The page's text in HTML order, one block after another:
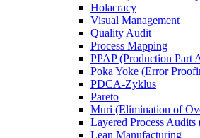
Holacracy
Visual Management
Quality Audit
Process Mapping
PPAP (Production Part
Poka Yoke (Error
PDCA-Zyklus
Pareto
Muri (Elimination of
Layered Process
Lean Manufacturing